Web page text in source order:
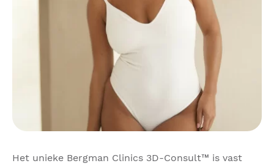
Het unieke Bergman Clinics 3D-Consult™ is vast